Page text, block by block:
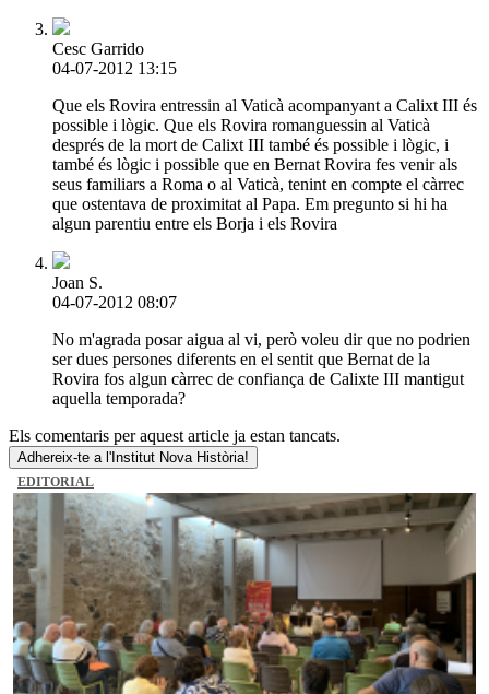
Cesc Garrido
04-07-2012 13:15
Que els Rovira entressin al Vaticà acompanyant a Calixt III és
possible i lògic. Que els Rovira romanguessin al Vaticà
després de la mort de Calixt III també és possible i lògic, i
també és lògic i possible que en Bernat Rovira fes venir als
seus familiars a Roma o al Vaticà, tenint en compte el càrrec
que ostentava de proximitat al Papa. Em pregunto si hi ha
algun parentiu entre els Borja i els Rovira
Joan S.
04-07-2012 08:07
No m'agrada posar aigua al vi, però voleu dir que no podrien
ser dues persones diferents en el sentit que Bernat de la
Rovira fos algun càrrec de confiança de Calixte III mantigut
aquella temporada?
Els comentaris per aquest article ja estan tancats.
Adhereix-te a l'Institut Nova Història!
EDITORIAL